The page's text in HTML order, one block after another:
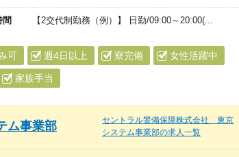
間 【2交代制勤務（例）】 日勤/09:00～20:00(...
可 週4日以上 寮完備 女性活躍中
家族手当
ム事業部
セントラル警備保障株式会社 東京
システム事業部の求人一覧